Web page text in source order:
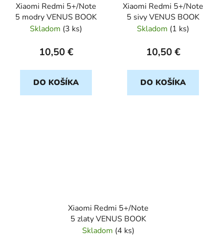
Xiaomi Redmi 5+/Note
5 modry VENUS BOOK
Skladom (3 ks)
10,50 €
DO KOŠÍKA
Xiaomi Redmi 5+/Note
5 sivy VENUS BOOK
Skladom (1 ks)
10,50 €
DO KOŠÍKA
Xiaomi Redmi 5+/Note
5 zlaty VENUS BOOK
Skladom (4 ks)